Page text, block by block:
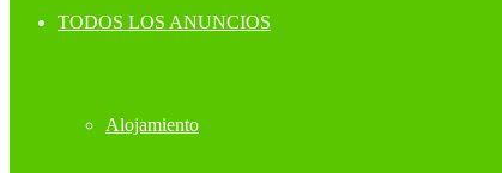
TODOS LOS ANUNCIOS
Alojamiento